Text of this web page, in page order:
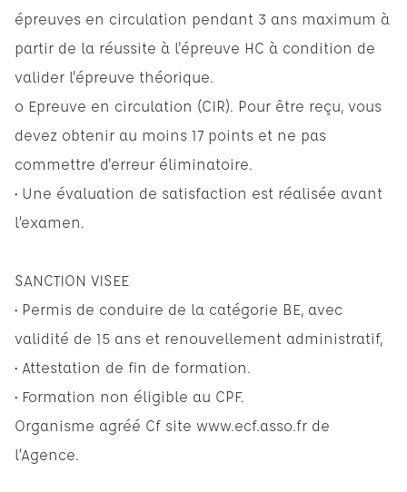
épreuves en circulation pendant 3 ans maximum à
partir de la réussite à l'épreuve HC à condition de
valider l'épreuve théorique.
o Epreuve en circulation (CIR). Pour être reçu, vous
devez obtenir au moins 17 points et ne pas
commettre d'erreur éliminatoire.
• Une évaluation de satisfaction est réalisée avant
l’examen.
SANCTION VISEE
• Permis de conduire de la catégorie BE, avec
validité de 15 ans et renouvellement administratif,
• Attestation de fin de formation.
• Formation non éligible au CPF.
Organisme agréé Cf site www.ecf.asso.fr de
l’Agence.